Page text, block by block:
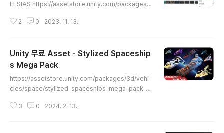
LESIAS https://assetstore.unity.com/packages/
tions | 3D 애니메이션 | Unity Asset Store Elevate
ons on the Unity Asset Store. assetstore.unity.c
om
2 0 2023. 11. 13.
Unity 무료 Asset - Stylized Spaceship
s Mega Pack
https://assetstore.unity.com/packages/3d/vehi
cles/space/stylized-spaceships-mega-pack-2
주 | Unity Asset Store Elevate your workflow wit
3 0 2024. 2. 13.